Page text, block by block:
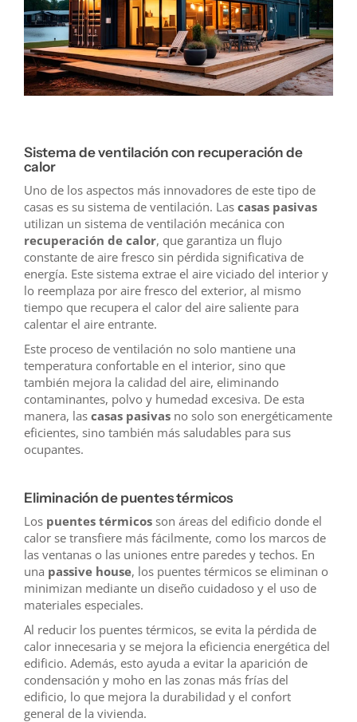
Sistema de ventilación con recuperación de
calor
Uno de los aspectos más innovadores de este tipo de
casas es su sistema de ventilación. Las casas pasivas
utilizan un sistema de ventilación mecánica con
recuperación de calor, que garantiza un flujo
constante de aire fresco sin pérdida significativa de
energía. Este sistema extrae el aire viciado del interior y
lo reemplaza por aire fresco del exterior, al mismo
tiempo que recupera el calor del aire saliente para
calentar el aire entrante.
Este proceso de ventilación no solo mantiene una
temperatura confortable en el interior, sino que
también mejora la calidad del aire, eliminando
contaminantes, polvo y humedad excesiva. De esta
manera, las casas pasivas no solo son energéticamente
eficientes, sino también más saludables para sus
ocupantes.
Eliminación de puentes térmicos
Los puentes térmicos son áreas del edificio donde el
calor se transfiere más fácilmente, como los marcos de
las ventanas o las uniones entre paredes y techos. En
una passive house, los puentes térmicos se eliminan o
minimizan mediante un diseño cuidadoso y el uso de
materiales especiales.
Al reducir los puentes térmicos, se evita la pérdida de
calor innecesaria y se mejora la eficiencia energética del
edificio. Además, esto ayuda a evitar la aparición de
condensación y moho en las zonas más frías del
edificio, lo que mejora la durabilidad y el confort
general de la vivienda.